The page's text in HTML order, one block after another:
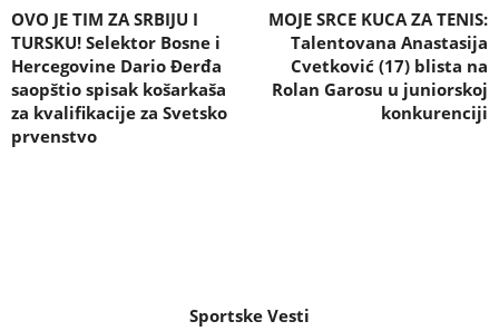
OVO JE TIM ZA SRBIJU I
TURSKU! Selektor Bosne i
Hercegovine Dario Đerđa
saopštio spisak košarkaša
za kvalifikacije za Svetsko
prvenstvo
MOJE SRCE KUCA ZA TENIS:
Talentovana Anastasija
Cvetković (17) blista na
Rolan Garosu u juniorskoj
konkurenciji
Sportske Vesti